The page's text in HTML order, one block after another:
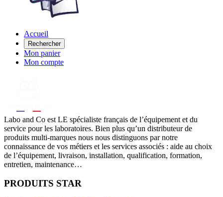
Accueil
Rechercher
Mon panier
Mon compte
Labo and Co est LE spécialiste français de l’équipement et du
service pour les laboratoires. Bien plus qu’un distributeur de
produits multi-marques nous nous distinguons par notre
connaissance de vos métiers et les services associés : aide au choix
de l’équipement, livraison, installation, qualification, formation,
entretien, maintenance…
PRODUITS STAR